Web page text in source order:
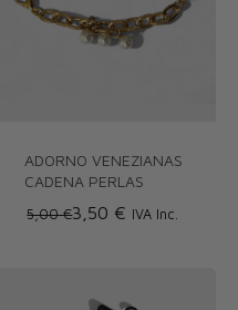
ADORNO VENEZIANAS
CADENA PERLAS
5,00 €3,50 € IVA Inc.